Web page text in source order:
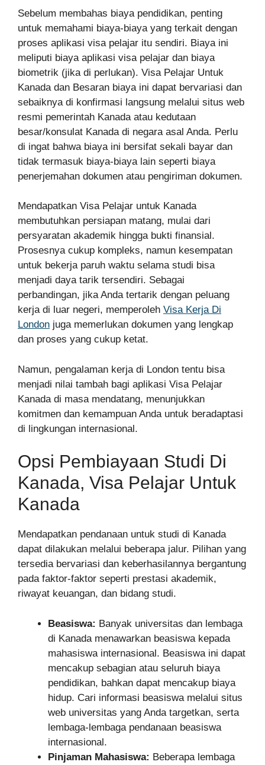
Sebelum membahas biaya pendidikan, penting
untuk memahami biaya-biaya yang terkait dengan
proses aplikasi visa pelajar itu sendiri. Biaya ini
meliputi biaya aplikasi visa pelajar dan biaya
biometrik (jika di perlukan). Visa Pelajar Untuk
Kanada dan Besaran biaya ini dapat bervariasi dan
sebaiknya di konfirmasi langsung melalui situs web
resmi pemerintah Kanada atau kedutaan
besar/konsulat Kanada di negara asal Anda. Perlu
di ingat bahwa biaya ini bersifat sekali bayar dan
tidak termasuk biaya-biaya lain seperti biaya
penerjemahan dokumen atau pengiriman dokumen.
Mendapatkan Visa Pelajar untuk Kanada
membutuhkan persiapan matang, mulai dari
persyaratan akademik hingga bukti finansial.
Prosesnya cukup kompleks, namun kesempatan
untuk bekerja paruh waktu selama studi bisa
menjadi daya tarik tersendiri. Sebagai
perbandingan, jika Anda tertarik dengan peluang
kerja di luar negeri, memperoleh Visa Kerja Di
London juga memerlukan dokumen yang lengkap
dan proses yang cukup ketat.
Namun, pengalaman kerja di London tentu bisa
menjadi nilai tambah bagi aplikasi Visa Pelajar
Kanada di masa mendatang, menunjukkan
komitmen dan kemampuan Anda untuk beradaptasi
di lingkungan internasional.
Opsi Pembiayaan Studi Di
Kanada, Visa Pelajar Untuk
Kanada
Mendapatkan pendanaan untuk studi di Kanada
dapat dilakukan melalui beberapa jalur. Pilihan yang
tersedia bervariasi dan keberhasilannya bergantung
pada faktor-faktor seperti prestasi akademik,
riwayat keuangan, dan bidang studi.
Beasiswa: Banyak universitas dan lembaga
di Kanada menawarkan beasiswa kepada
mahasiswa internasional. Beasiswa ini dapat
mencakup sebagian atau seluruh biaya
pendidikan, bahkan dapat mencakup biaya
hidup. Cari informasi beasiswa melalui situs
web universitas yang Anda targetkan, serta
lembaga-lembaga pendanaan beasiswa
internasional.
Pinjaman Mahasiswa: Beberapa lembaga